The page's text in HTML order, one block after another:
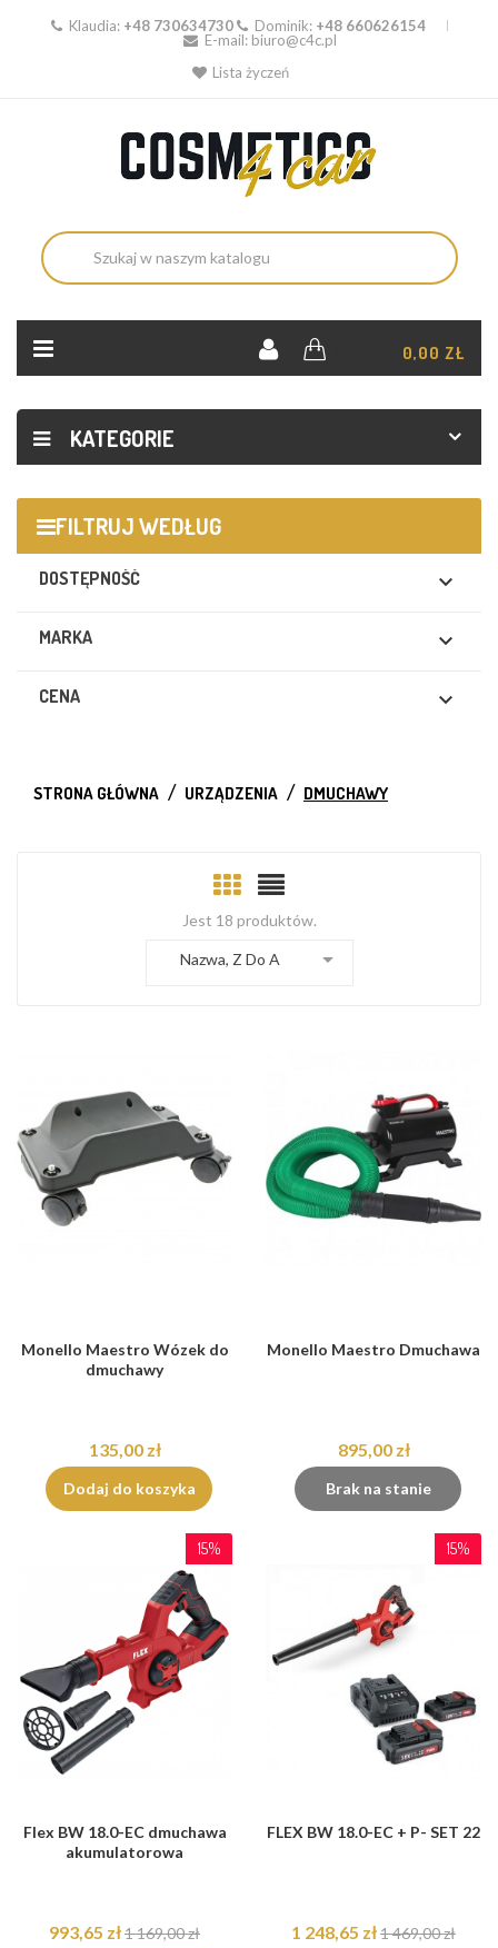
Klaudia: +48 730634730 Dominik: +48 660626154
E-mail: biuro@c4c.pl
Lista życzeń
0,00 ZŁ
KATEGORIE
FILTRUJ WEDŁUG
DOSTĘPNOŚĆ 
MARKA 
CENA 
STRONA GŁÓWNA URZĄDZENIA DMUCHAWY
Jest 18 produktów.
Nazwa, Z Do A 
Monello Maestro Wózek do
dmuchawy
135,00 zł
Dodaj do koszyka
Monello Maestro Dmuchawa
895,00 zł
Brak na stanie
15%
Flex BW 18.0-EC dmuchawa
akumulatorowa
993,65 zł1 169,00 zł
15%
FLEX BW 18.0-EC + P- SET 22
1 248,65 zł1 469,00 zł